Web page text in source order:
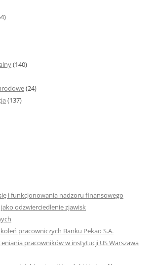
(140)
(24)
(137)
i funkcjonowania nadzoru finansowego
odzwierciedlenie zjawisk
pracowniczych Banku Pekao S.A.
pracowników w instytucji US Warszawa